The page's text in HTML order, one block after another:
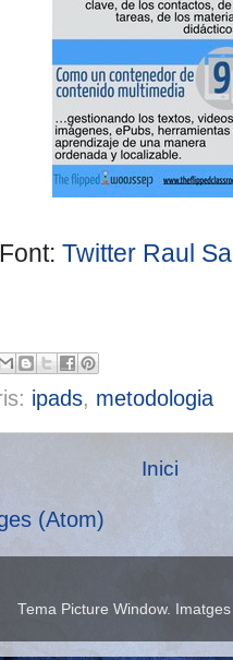
Font:Twitter Raul
ipads, metodologia
Inici
(Atom)
Tema Picture Window.